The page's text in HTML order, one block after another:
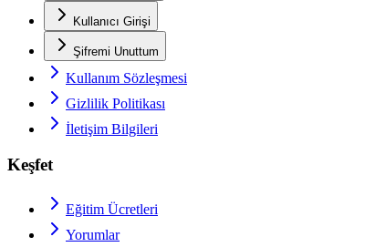
Kullanıcı Girişi
Şifremi Unuttum
Kullanım Sözleşmesi
Gizlilik Politikası
İletişim Bilgileri
Keşfet
Eğitim Ücretleri
Yorumlar